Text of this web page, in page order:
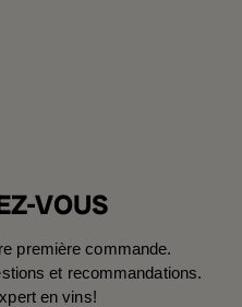
VOUS
première commande.
et recommandations.
en vins!